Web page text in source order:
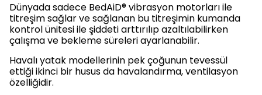
Dünyada sadece BedAiD® vibrasyon motorları ile
titreşim sağlar ve sağlanan bu titreşimin kumanda
kontrol ünitesi ile şiddeti arttırılıp azaltılabilirken
çalışma ve bekleme süreleri ayarlanabilir.
Havalı yatak modellerinin pek çoğunun tevessül
ettiği ikinci bir husus da havalandırma, ventilasyon
özelliğidir.